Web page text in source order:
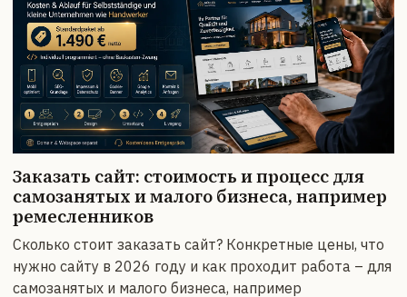
Заказать сайт: стоимость и процесс для
самозанятых и малого бизнеса, например
ремесленников
Сколько стоит заказать сайт? Конкретные цены, что
нужно сайту в 2026 году и как проходит работа – для
самозанятых и малого бизнеса, например